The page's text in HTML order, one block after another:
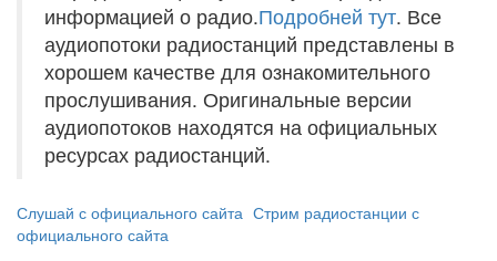
информацией о радио.Подробней тут. Все
аудиопотоки радиостанций представлены в
хорошем качестве для ознакомительного
прослушивания. Оригинальные версии
аудиопотоков находятся на официальных
ресурсах радиостанций.
Слушай с официального сайта Стрим радиостанции с
официального сайта